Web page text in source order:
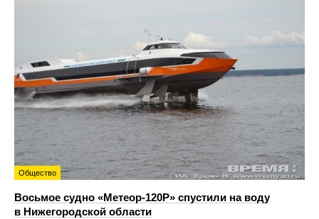
Общество
Восьмое судно «Метеор-120Р» спустили на воду
в Нижегородской области